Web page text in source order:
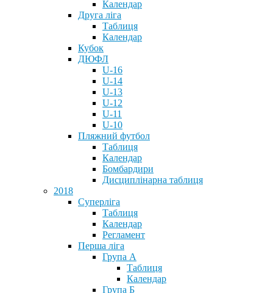
Календар
Друга ліга
Таблиця
Календар
Кубок
ДЮФЛ
U-16
U-14
U-13
U-12
U-11
U-10
Пляжний футбол
Таблиця
Календар
Бомбардири
Дисциплінарна таблиця
2018
Суперліга
Таблиця
Календар
Регламент
Перша ліга
Група А
Таблиця
Календар
Група Б